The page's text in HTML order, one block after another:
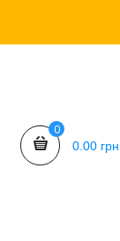
0
0.00 грн